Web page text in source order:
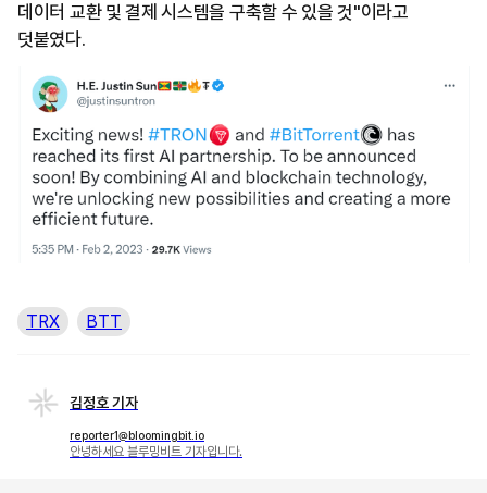
데이터 교환 및 결제 시스템을 구축할 수 있을 것"이라고
덧붙였다.
TRX BTT
김정호 기자
reporter1@bloomingbit.io
안녕하세요 블루밍비트 기자입니다.